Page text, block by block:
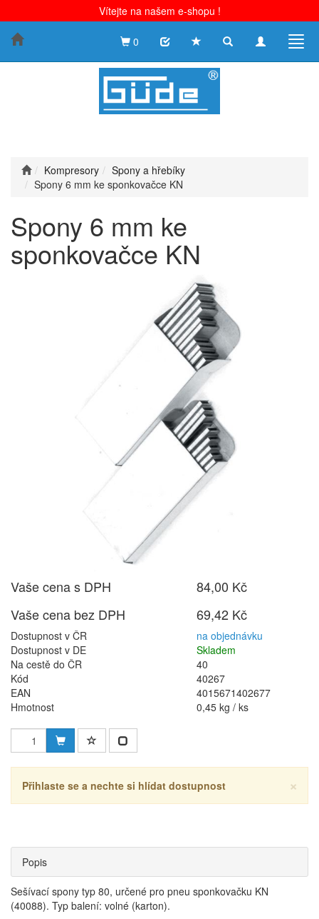
Vítejte na našem e-shopu !
Toggle
Toggle
0
Kompresory
Spony a hřebíky
Spony 6 mm ke sponkovačce KN
Spony 6 mm ke
sponkovačce KN
Vaše cena s DPH
84,00 Kč
Vaše cena bez DPH
69,42 Kč
Dostupnost v ČR
na objednávku
Dostupnost v DE
Skladem
Na cestě do ČR
40
Kód
40267
EAN
4015671402677
Hmotnost
0,45 kg / ks
×
Přihlaste se a nechte si hlídat dostupnost
Popis
Sešívací spony typ 80, určené pro pneu sponkovačku KN
(40088). Typ balení: volné (karton).